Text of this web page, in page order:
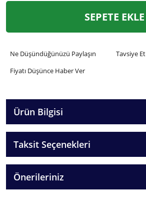
SEPETE EKLE
Ne Düşündüğünüzü Paylaşın
Tavsiye Et
Fiyatı Düşünce Haber Ver
Ürün Bilgisi
Taksit Seçenekleri
Önerileriniz